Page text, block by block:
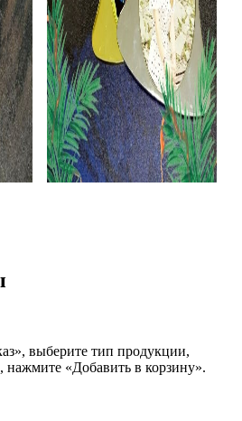
выберите тип продукции,
нажмите «Добавить в корзину».